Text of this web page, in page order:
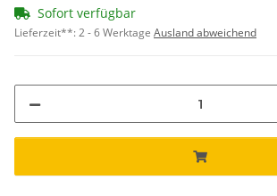
Sofort verfügbar
Lieferzeit**:2 - 6 Werktage Ausland abweichend